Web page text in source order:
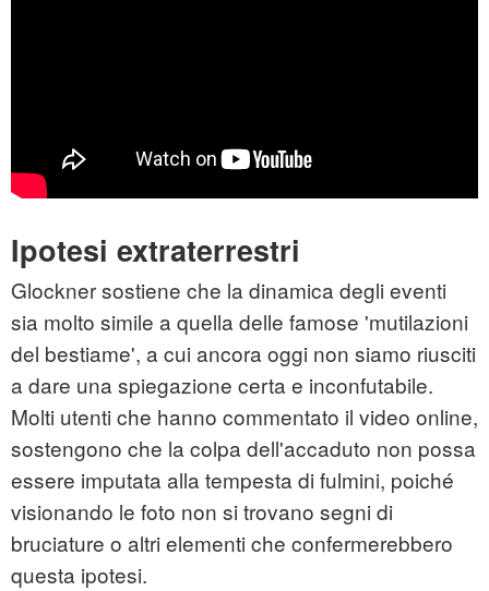
Ipotesi extraterrestri
Glockner sostiene che la dinamica degli eventi
sia molto simile a quella delle famose 'mutilazioni
del bestiame', a cui ancora oggi non siamo riusciti
a dare una spiegazione certa e inconfutabile.
Molti utenti che hanno commentato il video online,
sostengono che la colpa dell'accaduto non possa
essere imputata alla tempesta di fulmini, poiché
visionando le foto non si trovano segni di
bruciature o altri elementi che confermerebbero
questa ipotesi.